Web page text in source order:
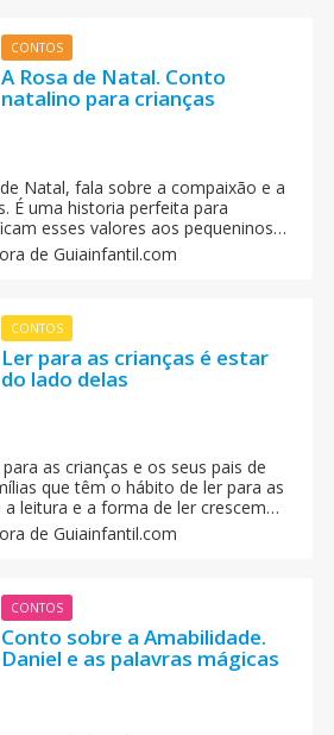
CONTOS
A Rosa de Natal. Conto
natalino para crianças
Natal, fala sobre a compaixão e a
É uma historia perfeita para
esses valores aos pequeninos
natalinas. Explica e transmite
seus filhos, de uma forma
de Guiainfantil.com
CONTOS
Ler para as crianças é estar
do lado delas
as crianças e os seus pais de
que têm o hábito de ler para as
a leitura e a forma de ler crescem
crescem, as crianças ficam
o interesse pela leitura. Cada
de Guiainfantil.com
CONTOS
Conto sobre a Amabilidade.
Daniel e as palavras mágicas